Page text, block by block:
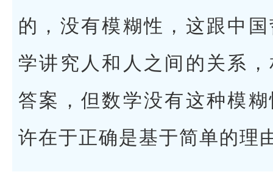
的，没有模糊性，这跟中
学讲究人和人之间的关系
答案，但数学没有这种模
许在于正确是基于简单的理